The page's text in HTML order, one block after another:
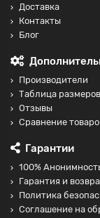
Доставка
Контакты
Блог
Производители
Таблица размеров
Отзывы
Сравнение
Гарантии
100%
Гарантия и
Политика
Соглашение на